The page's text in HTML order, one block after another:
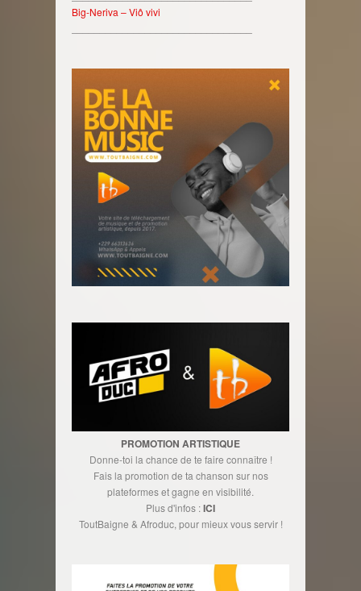
Big-Neriva – Viô vivi
PROMOTION ARTISTIQUE
Donne-toi la chance de te faire connaître !
Fais la promotion de ta chanson sur nos
plateformes et gagne en visibilité.
Plus d'infos :ICI
ToutBaigne & Afroduc, pour mieux vous servir !